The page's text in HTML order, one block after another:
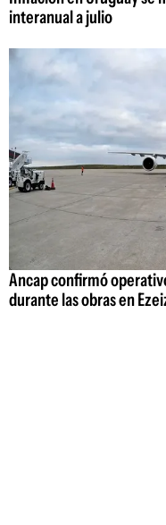
interanual a julio
Ancap confirmó
durante las obras en